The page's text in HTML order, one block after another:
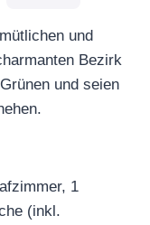
und
Bezirk
und seien
1
(inkl.